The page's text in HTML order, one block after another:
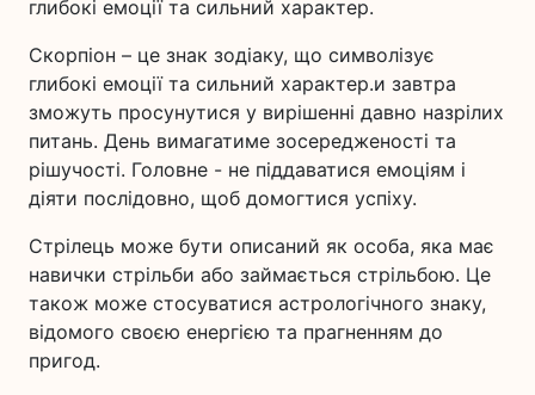
глибокі емоції та сильний характер.
Скорпіон – це знак зодіаку, що символізує
глибокі емоції та сильний характер.и завтра
зможуть просунутися у вирішенні давно назрілих
питань. День вимагатиме зосередженості та
рішучості. Головне - не піддаватися емоціям і
діяти послідовно, щоб домогтися успіху.
Стрілець може бути описаний як особа, яка має
навички стрільби або займається стрільбою. Це
також може стосуватися астрологічного знаку,
відомого своєю енергією та прагненням до
пригод.